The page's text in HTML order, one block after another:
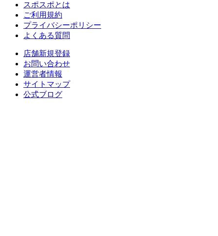
スポスポとは
ご利用規約
プライバシーポリシー
よくある質問
店舗新規登録
お問い合わせ
運営者情報
サイトマップ
公式ブログ